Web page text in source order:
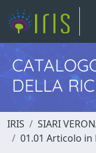
DELLA
IRIS SIARI
01.01 Articolo in